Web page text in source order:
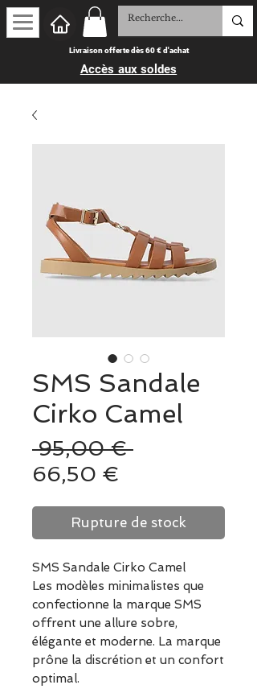
Livraison offerte dès 60 € d'achat
Accès aux soldes
SMS Sandale
Cirko Camel
95,00 € Prix
66,50 €
Rupture de stock
SMS Sandale Cirko Camel
Les modèles minimalistes que
confectionne la marque SMS
offrent une allure sobre,
élégante et moderne. La marque
prône la discrétion et un confort
optimal.